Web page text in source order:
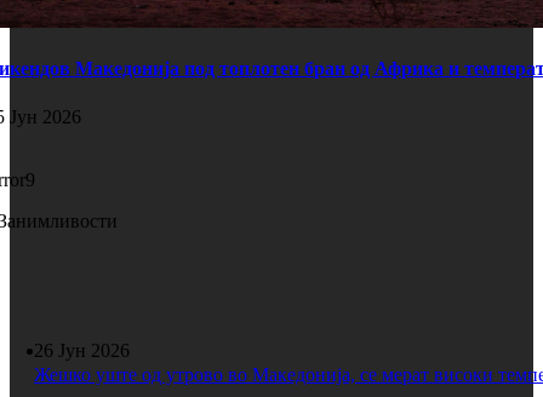
Македонија под топлотен бран од Африка и
Јун 2026
26 Јун 2026
Жешко уште од утрово во Македонија, се мерат високи